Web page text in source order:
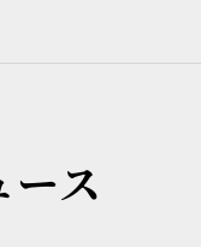
ース